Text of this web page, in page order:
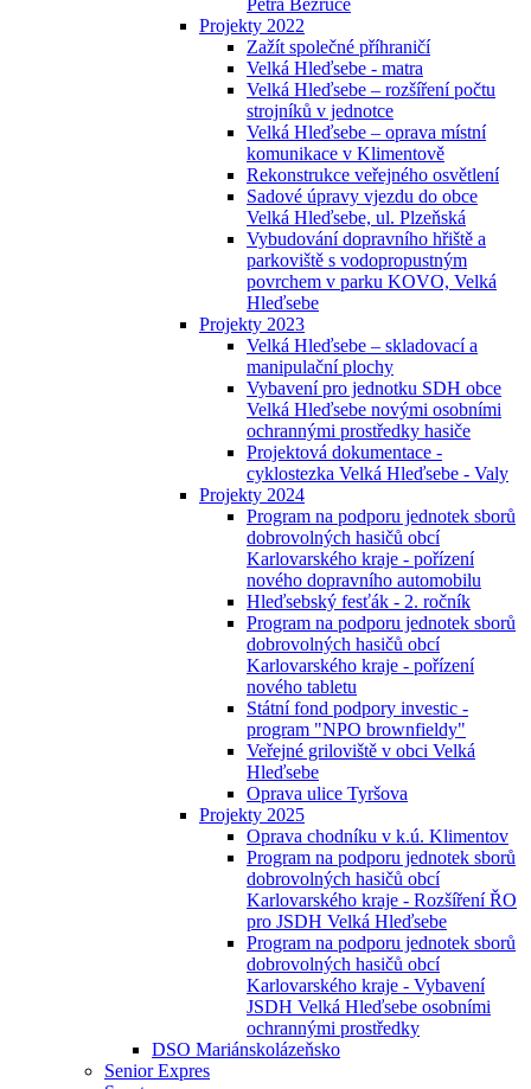
Petra Bezruče
Projekty 2022
Zažít společné příhraničí
Velká Hleďsebe - matra
Velká Hleďsebe – rozšíření počtu
strojníků v jednotce
Velká Hleďsebe – oprava místní
komunikace v Klimentově
Rekonstrukce veřejného osvětlení
Sadové úpravy vjezdu do obce
Velká Hleďsebe, ul. Plzeňská
Vybudování dopravního hřiště a
parkoviště s vodopropustným
povrchem v parku KOVO, Velká
Hleďsebe
Projekty 2023
Velká Hleďsebe – skladovací a
manipulační plochy
Vybavení pro jednotku SDH obce
Velká Hleďsebe novými osobními
ochrannými prostředky hasiče
Projektová dokumentace -
cyklostezka Velká Hleďsebe - Valy
Projekty 2024
Program na podporu jednotek sborů
dobrovolných hasičů obcí
Karlovarského kraje - pořízení
nového dopravního automobilu
Hleďsebský fesťák - 2. ročník
Program na podporu jednotek sborů
dobrovolných hasičů obcí
Karlovarského kraje - pořízení
nového tabletu
Státní fond podpory investic -
program "NPO brownfieldy"
Veřejné griloviště v obci Velká
Hleďsebe
Oprava ulice Tyršova
Projekty 2025
Oprava chodníku v k.ú. Klimentov
Program na podporu jednotek sborů
dobrovolných hasičů obcí
Karlovarského kraje - Rozšíření ŘO
pro JSDH Velká Hleďsebe
Program na podporu jednotek sborů
dobrovolných hasičů obcí
Karlovarského kraje - Vybavení
JSDH Velká Hleďsebe osobními
ochrannými prostředky
DSO Mariánskolázeňsko
Senior Expres